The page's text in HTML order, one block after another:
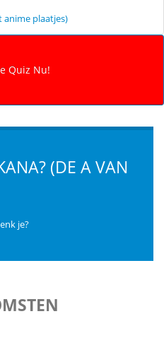
anime plaatjes)
(DE A VAN
je?